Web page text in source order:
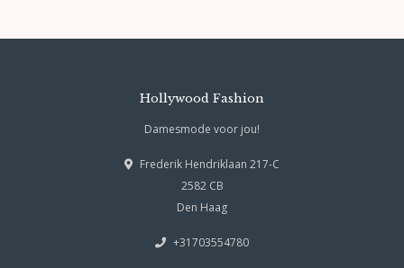
Hollywood Fashion
Damesmode voor jou!
Frederik Hendriklaan 217-C
2582 CB
Den Haag
+31703554780